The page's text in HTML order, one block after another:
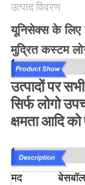
उत्पाद विवरण
यूनिसेक्स के लिए
मुद्रित कस्टम
उत्पादों पर
सिर्फ लोगो
क्षमता आदि
मद
बेसबॉल